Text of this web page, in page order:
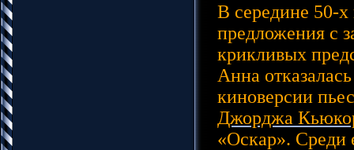
В середине 50-х
предложения с
крикливых
Анна
киноверсии
Джорджа
«Оскар». Среди